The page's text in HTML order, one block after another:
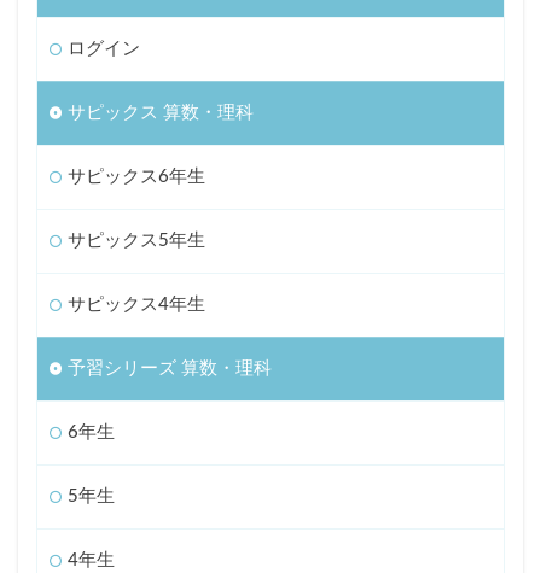
ログイン
サピックス 算数・理科
サピックス6年生
サピックス5年生
サピックス4年生
予習シリーズ 算数・理科
6年生
5年生
4年生